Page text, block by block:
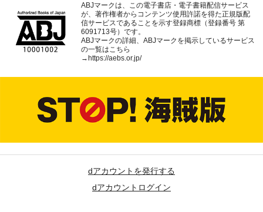
ABJマークは、この電子書店・電子書籍配信サービス
が、著作権者からコンテンツ使用許諾を得た正規版配
信サービスであることを示す登録商標（登録番号 第
6091713号）です。
ABJマークの詳細、ABJマークを掲示しているサービス
の一覧はこちら
→https://aebs.or.jp/
dアカウントを発行する
dアカウントログイン